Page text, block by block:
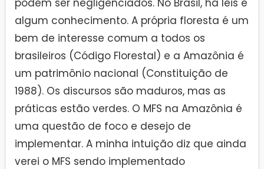
algum conhecimento. A própria floresta é um
bem de interesse comum a todos os
brasileiros (Código Florestal) e a Amazônia é
um patrimônio nacional (Constituição de
1988). Os discursos são maduros, mas as
práticas estão verdes. O MFS na Amazônia é
uma questão de foco e desejo de
implementar. A minha intuição diz que ainda
verei o MFS sendo implementado